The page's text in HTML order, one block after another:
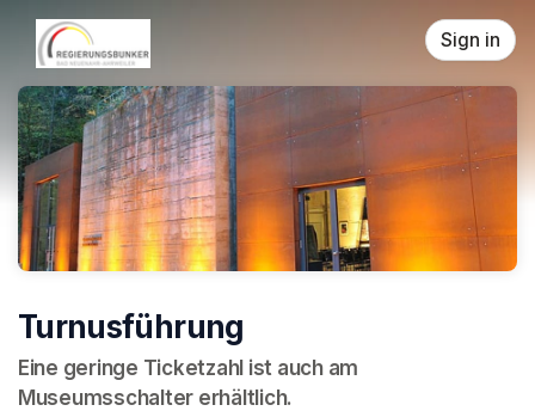
Skip header
Sign in
Turnusführung
Eine geringe Ticketzahl ist auch am
Museumsschalter erhältlich.